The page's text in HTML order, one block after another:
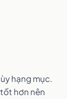
hạng mục.
hơn nên